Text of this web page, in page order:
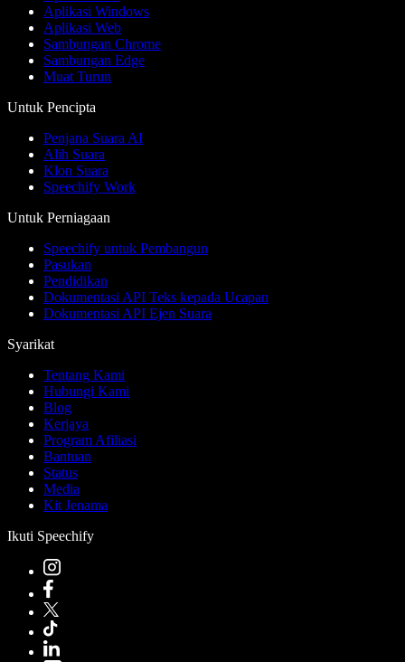
Aplikasi Windows
Aplikasi Web
Sambungan Chrome
Sambungan Edge
Muat Turun
Untuk Pencipta
Penjana Suara AI
Alih Suara
Klon Suara
Speechify Work
Untuk Perniagaan
Speechify untuk Pembangun
Pasukan
Pendidikan
Dokumentasi API Teks kepada Ucapan
Dokumentasi API Ejen Suara
Syarikat
Tentang Kami
Hubungi Kami
Blog
Kerjaya
Program Afiliasi
Bantuan
Status
Media
Kit Jenama
Ikuti Speechify